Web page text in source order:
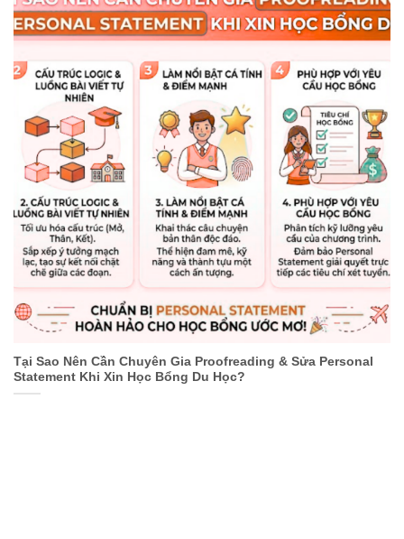
Tại Sao Nên Cần Chuyên Gia Proofreading & Sửa Personal
Statement Khi Xin Học Bổng Du Học?